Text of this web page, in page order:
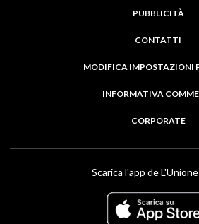
PUBBLICITÀ
CONTATTI
MODIFICA IMPOSTAZIONI
INFORMATIVA
CORPORATE
Scarica l'app de